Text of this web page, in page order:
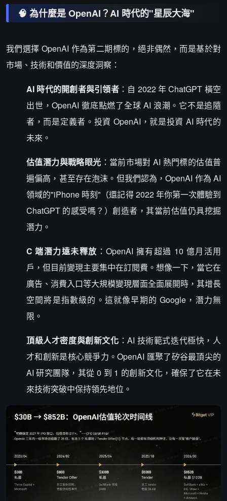
🧠 為什麼是 OpenAI？AI 時代的"星辰大海"
我們選擇 OpenAI 作為第二期標的，絕非偶然，而是基於對
市場、技術和價值的深度洞察：
AI 時代的開創者與引領者：自 2022 年 ChatGPT 橫空
出世，OpenAI 徹底點燃了全球 AI 浪潮。它不是追隨
者，而是定義者。投資 OpenAI，就是投資 AI 時代的
未來。
估值潛力與戰略眼光 ：當前市場對 AI 熱門標的估值普
遍偏高，甚至存在泡沫。但我們認為，OpenAI 作為 AI
領域的"iPhone 時刻"（還記得 2022 年你第一次體驗到
ChatGPT 的感受嗎？）創造者，其當前估值仍具挖掘
潛力。
C 端潛力遠未釋放 ：OpenAI 擁有超過 10 億月活用
戶，但目前變現主要集中在訂閱費。想像一下，當它在
廣告、消費入口等大規模變現層面全面展開時，其增長
空間將是指數級的。這就像早期的 Google，潛力無
限。
頂級人才密度與創新文化 ：AI 技術範式迭代極快，人
才和創新是核心競爭力。OpenAI 匯聚了矽谷最頂尖的
AI 研究團隊，其從 0 到 1 的創新文化，確保了它在未
來技術突破中保持領先地位。